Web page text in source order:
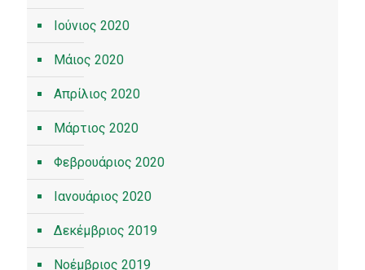
Ιούνιος 2020
Μάιος 2020
Απρίλιος 2020
Μάρτιος 2020
Φεβρουάριος 2020
Ιανουάριος 2020
Δεκέμβριος 2019
Νοέμβριος 2019